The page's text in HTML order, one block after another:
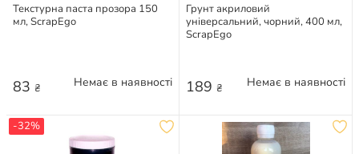
Текстурна паста прозора 150
мл, ScrapEgo
83 ₴ Немає в наявності
Грунт акриловий
універсальний, чорний, 400 мл,
ScrapEgo
189 ₴ Немає в наявності
-32%